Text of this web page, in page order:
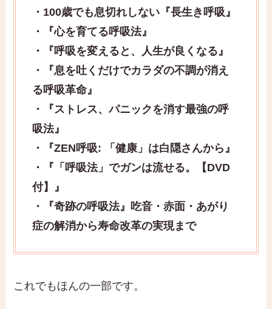
・100歳でも息切れしない『長生き呼吸』
・『心を育てる呼吸法』
・『呼吸を変えると、人生が良くなる』
・『息を吐くだけでカラダの不調が消え
る呼吸革命』
・『ストレス、パニックを消す最強の呼
吸法』
・『ZEN呼吸: 「健康」は白隠さんから』
・『「呼吸法」でガンは流せる。【DVD
付】』
・『奇跡の呼吸法』吃音・赤面・あがり
症の解消から寿命改革の実現まで
これでもほんの一部です。